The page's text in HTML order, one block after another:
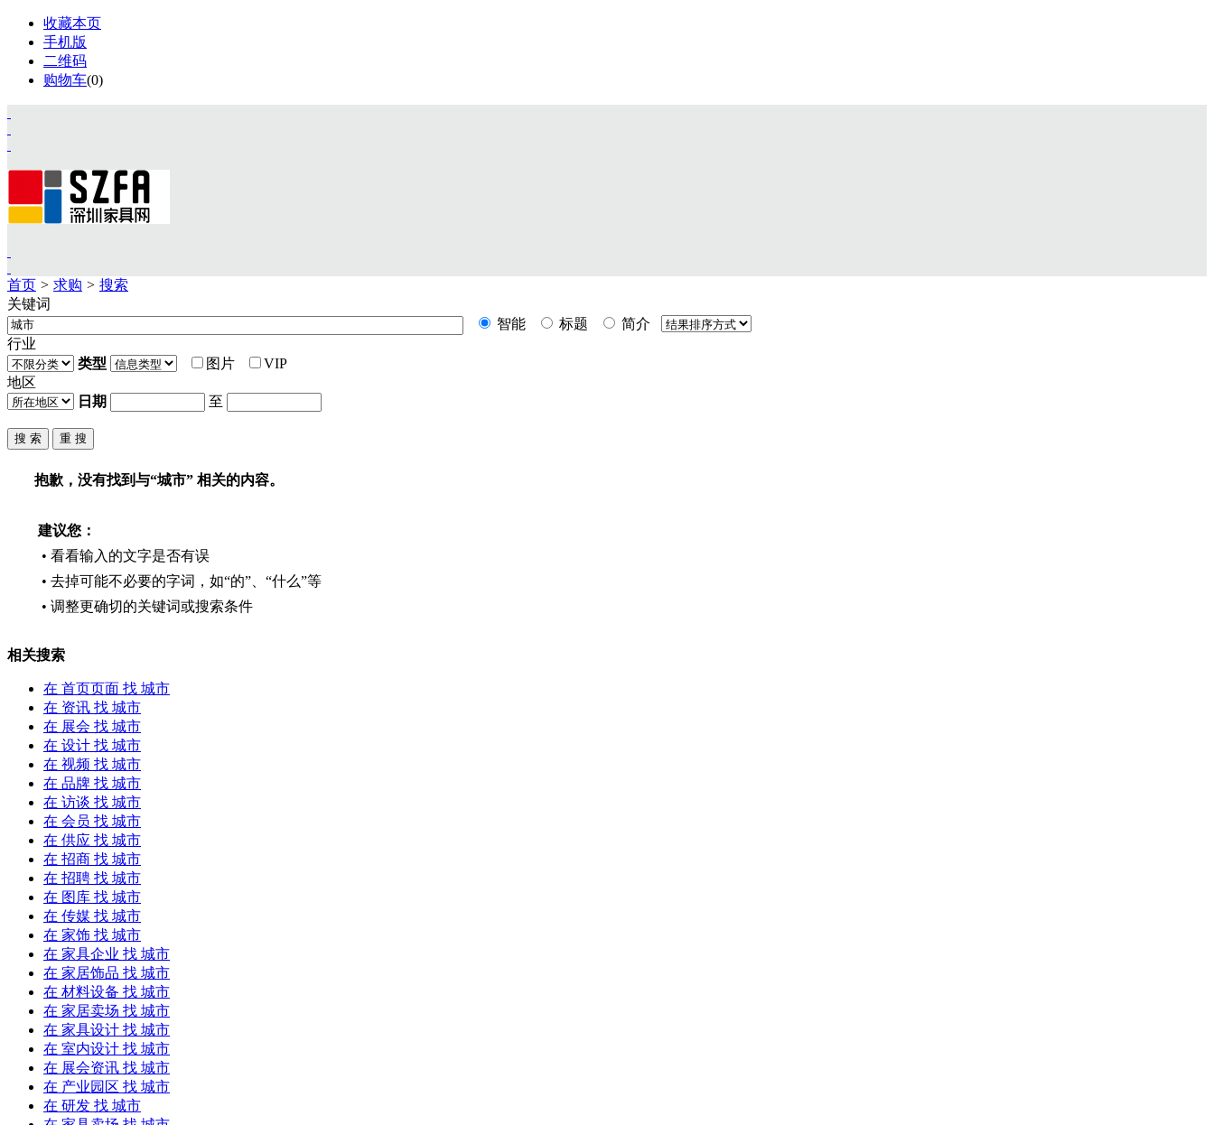
收藏本页
手机版
二维码
购物车(0)
首页
资讯
展会
视频
品牌
求购
家具卖场
材料·设备
卖场
首页 > 求购 > 搜索
关键词
智能
标题
简介
行业
类型
图片
VIP
地区
日期
至
抱歉，没有找到与“城市” 相关的内容。
建议您：
• 看看输入的文字是否有误
• 去掉可能不必要的字词，如“的”、“什么”等
• 调整更确切的关键词或搜索条件
相关搜索
在 首页页面 找 城市
在 资讯 找 城市
在 展会 找 城市
在 设计 找 城市
在 视频 找 城市
在 品牌 找 城市
在 访谈 找 城市
在 会员 找 城市
在 供应 找 城市
在 招商 找 城市
在 招聘 找 城市
在 图库 找 城市
在 传媒 找 城市
在 家饰 找 城市
在 家具企业 找 城市
在 家居饰品 找 城市
在 材料设备 找 城市
在 家居卖场 找 城市
在 家具设计 找 城市
在 室内设计 找 城市
在 展会资讯 找 城市
在 产业园区 找 城市
在 研发 找 城市